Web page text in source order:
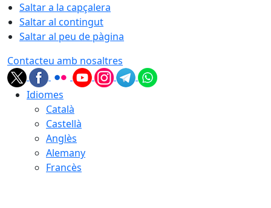
Saltar a la capçalera
Saltar al contingut
Saltar al peu de pàgina
Contacteu amb nosaltres
Idiomes
Català
Castellà
Anglès
Alemany
Francès